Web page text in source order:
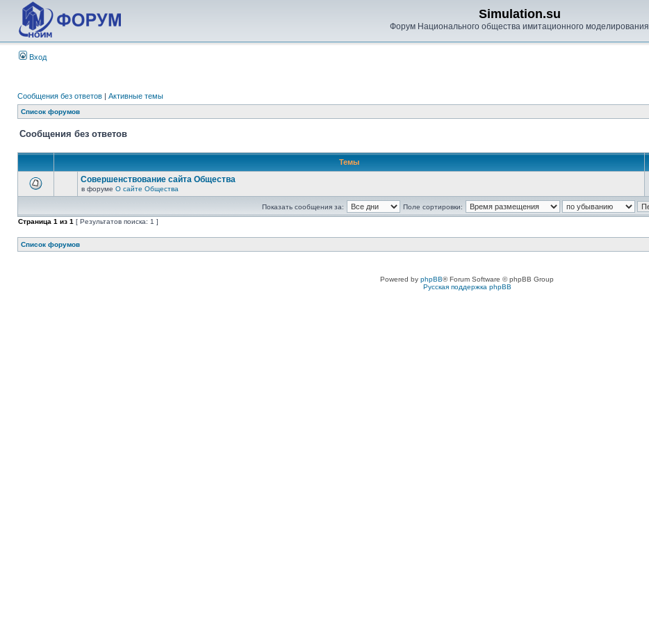
Simulation.su
Форум Национального общества имитационного моделирования
Вход
Сообщения без ответов | Активные темы
Список форумов
Сообщения без ответов
Темы
Совершенствование сайта Общества
в форуме О сайте Общества
Показать сообщения за:
Поле сортировки:
Страница 1 из 1 [ Результатов поиска: 1 ]
Список форумов
Powered by phpBB® Forum Software © phpBB Group
Русская поддержка phpBB